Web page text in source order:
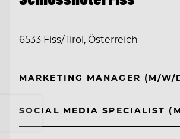
6533 Fiss/Tirol, Österreich
MARKETING MANAGER (M/W/
SOCIAL MEDIA SPECIALIST